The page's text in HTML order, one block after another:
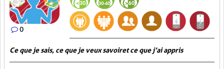
0
Ce que je sais, ce que je veux savoir et ce que j’ai appris